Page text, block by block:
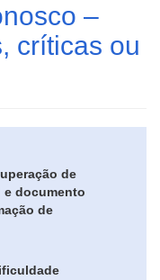
–
críticas ou
de
e documento
de